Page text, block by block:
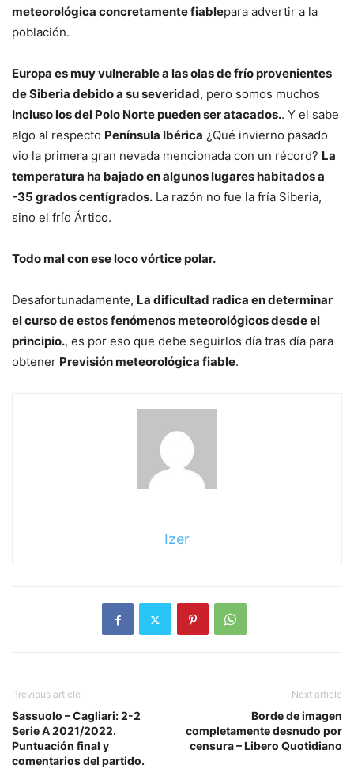
meteorológica concretamente fiablepara advertir a la
población.
Europa es muy vulnerable a las olas de frío provenientes
de Siberia debido a su severidad, pero somos muchos
Incluso los del Polo Norte pueden ser atacados.. Y el sabe
algo al respecto Península Ibérica ¿Qué invierno pasado
vio la primera gran nevada mencionada con un récord? La
temperatura ha bajado en algunos lugares habitados a
-35 grados centígrados. La razón no fue la fría Siberia,
sino el frío Ártico.
Todo mal con ese loco vórtice polar.
Desafortunadamente, La dificultad radica en determinar
el curso de estos fenómenos meteorológicos desde el
principio., es por eso que debe seguirlos día tras día para
obtener Previsión meteorológica fiable.
Izer
Previous article
Sassuolo – Cagliari: 2-2
Serie A 2021/2022.
Puntuación final y
comentarios del partido.
Next article
Borde de imagen
completamente desnudo por
censura – Libero Quotidiano